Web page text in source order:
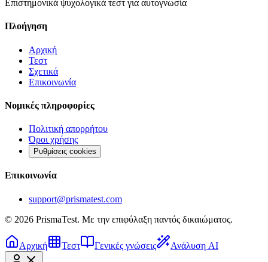
Επιστημονικά ψυχολογικά τεστ για αυτογνωσία
Πλοήγηση
Αρχική
Τεστ
Σχετικά
Επικοινωνία
Νομικές πληροφορίες
Πολιτική απορρήτου
Όροι χρήσης
Ρυθμίσεις cookies
Επικοινωνία
support@prismatest.com
© 2026 PrismaTest. Με την επιφύλαξη παντός δικαιώματος.
Αρχική Τεστ Γενικές γνώσεις Ανάλυση AI